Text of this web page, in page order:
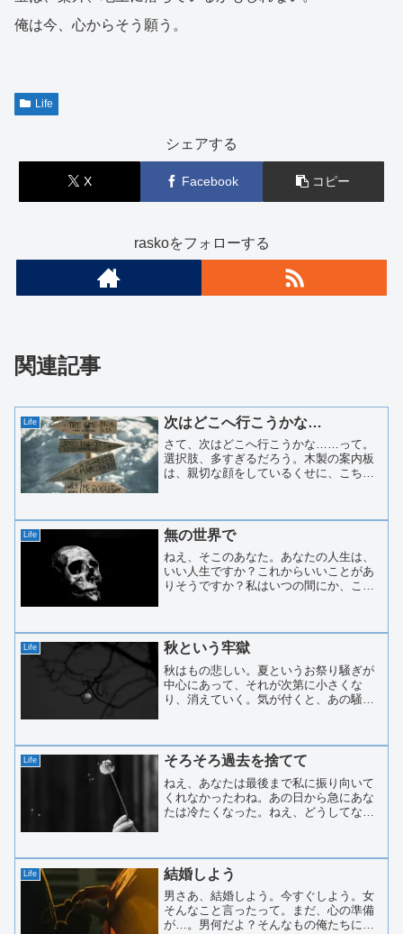
俺は今、心からそう願う。
Life
シェアする
X Facebook コピー
raskoをフォローする
関連記事
Life 次はどこへ行こうかな…
さて、次はどこへ行こうかな……って。
選択肢、多すぎるだろう。木製の案内板
は、親切な顔をしているくせに、こちら
像するだけで、少し息を吸...
Life 無の世界で
ねえ、そこのあなた。あなたの人生は、
いい人生ですか？これからいいことがあ
りそうですか？私はいつの間にか、こん
交界ではいつも輪の中心にいて、すべて
の情報は私を経由して伝わ...
Life 秋という牢獄
秋はもの悲しい。夏というお祭り騒ぎが
中心にあって、それが次第に小さくな
り、消えていく。気が付くと、あの騒が
べての動物が「自分は生きているんだ」
という生々しさを嫌というほ...
Life そろそろ過去を捨てて
ねえ、あなたは最後まで私に振り向いて
くれなかったわね。あの日から急にあな
たは冷たくなった。ねえ、どうしてな
してしまったわ。あれからもう７年。こ
のタンポポの種のように、あな...
Life 結婚しよう
男さあ、結婚しよう。今すぐしよう。女
そんなこと言ったって。まだ、心の準備
が…。男何だよ？そんなもの俺たちに必